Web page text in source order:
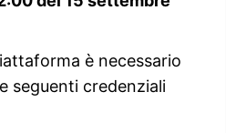
è necessario
seguenti credenziali